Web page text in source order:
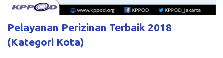
Pelayanan Perizinan Terbaik 2018
(Kategori Kota)